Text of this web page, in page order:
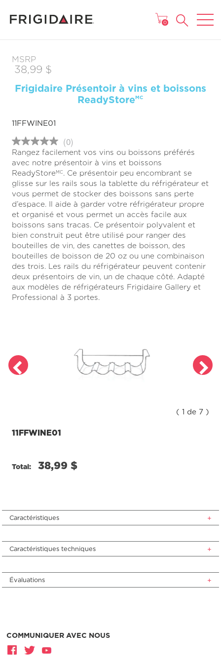
MENU
0
( 1 de 7 )
MSRP
38,99 $
Frigidaire Présentoir à vins et boissons
ReadyStoreMC
11FFWINE01
Aucune
cote
pour
ce
produit
Lien
vers
la
même
page.
(0)
Rangez facilement vos vins ou boissons préférés
avec notre présentoir à vins et boissons
ReadyStore MC . Ce présentoir peu encombrant se
glisse sur les rails sous la tablette du réfrigérateur et
vous permet de stocker des boissons sans perte
d’espace. Il aide à garder votre réfrigérateur propre
et organisé et vous permet un accès facile aux
boissons sans tracas. Ce présentoir polyvalent et
bien construit peut être utilisé pour ranger des
bouteilles de vin, des canettes de boisson, des
bouteilles de boisson de 20 oz ou une combinaison
des trois. Les rails du réfrigérateur peuvent contenir
deux présentoirs de vin, un de chaque côté. Adapté
aux modèles de réfrigérateurs Frigidaire Gallery et
Professional à 3 portes.
11FFWINE01
Total: 38,99 $
Caractéristiques
Caractéristiques techniques
Évaluations
COMMUNIQUER AVEC NOUS